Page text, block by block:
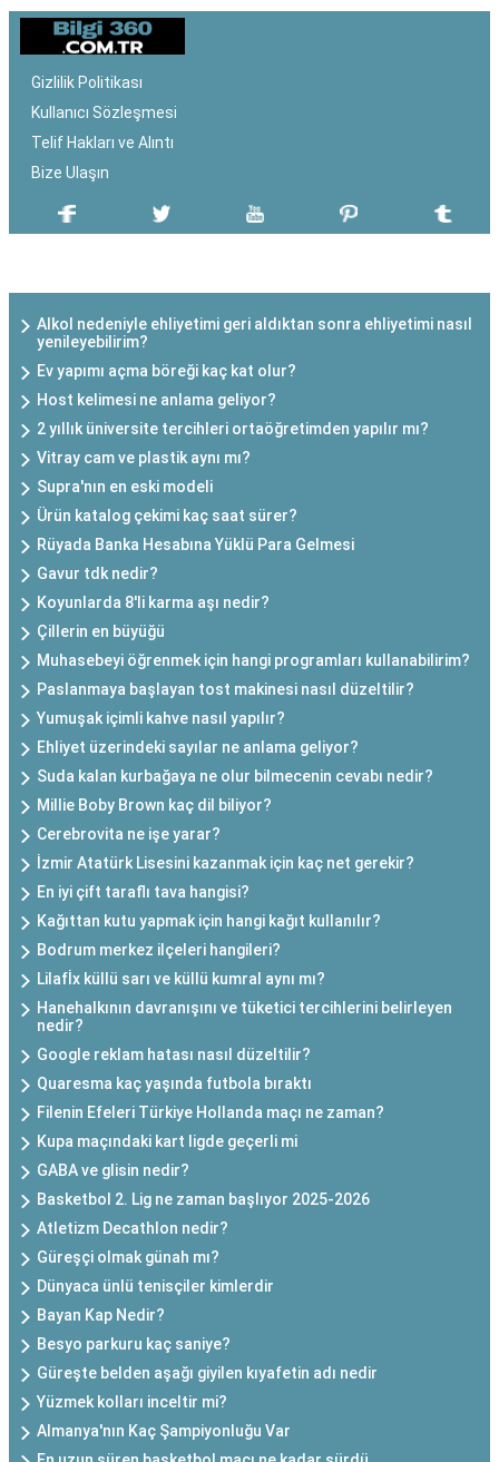
Gizlilik Politikası
Kullanıcı Sözleşmesi
Telif Hakları ve Alıntı
Bize Ulaşın
Alkol nedeniyle ehliyetimi geri aldıktan sonra ehliyetimi nasıl
yenileyebilirim?
Ev yapımı açma böreği kaç kat olur?
Host kelimesi ne anlama geliyor?
2 yıllık üniversite tercihleri ortaöğretimden yapılır mı?
Vitray cam ve plastik aynı mı?
Supra'nın en eski modeli
Ürün katalog çekimi kaç saat sürer?
Rüyada Banka Hesabına Yüklü Para Gelmesi
Gavur tdk nedir?
Koyunlarda 8'li karma aşı nedir?
Çillerin en büyüğü
Muhasebeyi öğrenmek için hangi programları kullanabilirim?
Paslanmaya başlayan tost makinesi nasıl düzeltilir?
Yumuşak içimli kahve nasıl yapılır?
Ehliyet üzerindeki sayılar ne anlama geliyor?
Suda kalan kurbağaya ne olur bilmecenin cevabı nedir?
Millie Boby Brown kaç dil biliyor?
Cerebrovita ne işe yarar?
İzmir Atatürk Lisesini kazanmak için kaç net gerekir?
En iyi çift taraflı tava hangisi?
Kağıttan kutu yapmak için hangi kağıt kullanılır?
Bodrum merkez ilçeleri hangileri?
Lilafİx küllü sarı ve küllü kumral aynı mı?
Hanehalkının davranışını ve tüketici tercihlerini belirleyen
nedir?
Google reklam hatası nasıl düzeltilir?
Quaresma kaç yaşında futbola bıraktı
Filenin Efeleri Türkiye Hollanda maçı ne zaman?
Kupa maçındaki kart ligde geçerli mi
GABA ve glisin nedir?
Basketbol 2. Lig ne zaman başlıyor 2025-2026
Atletizm Decathlon nedir?
Güreşçi olmak günah mı?
Dünyaca ünlü tenisçiler kimlerdir
Bayan Kap Nedir?
Besyo parkuru kaç saniye?
Güreşte belden aşağı giyilen kıyafetin adı nedir
Yüzmek kolları inceltir mi?
Almanya'nın Kaç Şampiyonluğu Var